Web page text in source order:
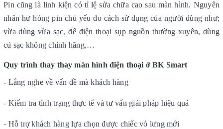
Pin cũng là linh kiện có tỉ lệ sửa chữa cao sau màn hình. Nguyên
nhân hư hỏng pin chủ yếu do cách sử dụng của người dùng như;
vừa dùng vừa sạc, để điện thoại sụp nguồn thường xuyên, dùng
củ sạc không chính hãng,…
Quy trình thay thay màn hình điện thoại ở BK Smart
- Lắng nghe về vấn đề mà khách hàng
- Kiểm tra tình trạng thực tế và tư vấn giải pháp hiệu quả
- Hỗ trợ khách hàng lựa chọn được chiếc vỏ lưng mới